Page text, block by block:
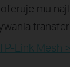
mu
Link Mesh